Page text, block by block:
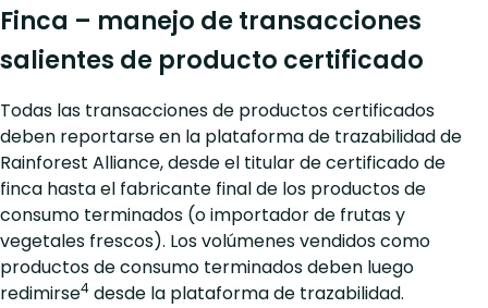
Finca – manejo de transacciones
salientes de producto certificado
Todas las transacciones de productos certificados
deben reportarse en la plataforma de trazabilidad de
Rainforest Alliance, desde el titular de certificado de
finca hasta el fabricante final de los productos de
consumo terminados (o importador de frutas y
vegetales frescos). Los volúmenes vendidos como
productos de consumo terminados deben luego
redimirse4 desde la plataforma de trazabilidad.